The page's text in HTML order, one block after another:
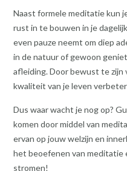
Naast formele meditatie kun
rust in te bouwen in je
even pauze neemt om diep
in de natuur of gewoon
afleiding. Door bewust te zijn
kwaliteit van je leven
Dus waar wacht je nog op?
komen door middel van
ervan op jouw welzijn en
het beoefenen van meditatie
stromen!